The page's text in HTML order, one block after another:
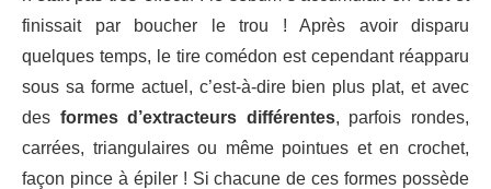
finissait par boucher le trou ! Après avoir disparu
quelques temps, le tire comédon est cependant réapparu
sous sa forme actuel, c’est-à-dire bien plus plat, et avec
des formes d’extracteurs différentes, parfois rondes,
carrées, triangulaires ou même pointues et en crochet,
façon pince à épiler ! Si chacune de ces formes possède